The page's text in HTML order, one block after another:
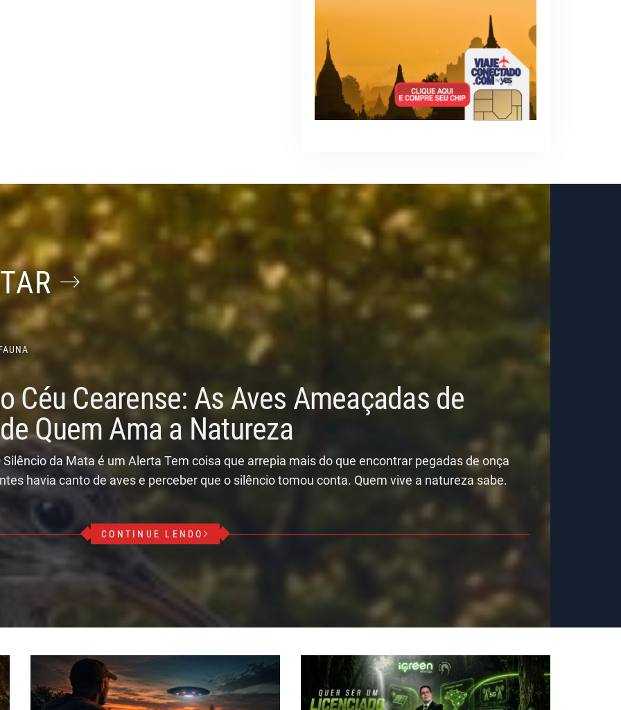
Céu Cearense: As Aves Ameaçadas de
Quem Ama a Natureza
da Mata é um Alerta Tem coisa que arrepia mais do que encontrar pegadas de onça
havia canto de aves e perceber que o silêncio tomou conta. Quem vive a natureza sabe.
CONTINUE LENDO